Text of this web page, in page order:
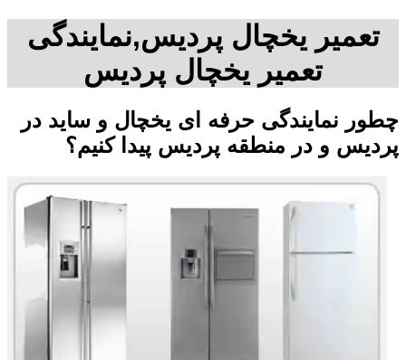
تعمیر یخچال پردیس,نمایندگی
تعمیر یخچال پردیس
چطور نمایندگی حرفه ای یخچال و ساید در
پردیس و در منطقه پردیس پیدا کنیم؟